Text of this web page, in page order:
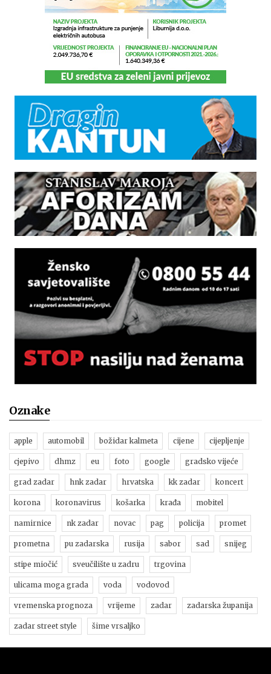
Oznake
apple automobil božidar kalmeta cijene cijepljenje
cjepivo dhmz eu foto google gradsko vijeće
grad zadar hnk zadar hrvatska kk zadar koncert
korona koronavirus košarka krađa mobitel
namirnice nk zadar novac pag policija promet
prometna pu zadarska rusija sabor sad snijeg
stipe miočić sveučilište u zadru trgovina
ulicama moga grada voda vodovod
vremenska prognoza vrijeme zadar zadarska županija
zadar street style šime vrsaljko